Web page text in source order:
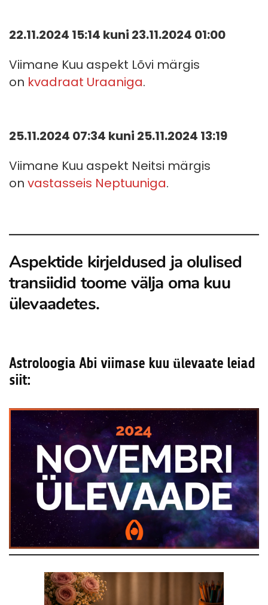
22.11.2024 15:14 kuni 23.11.2024 01:00
Viimane Kuu aspekt Lõvi märgis
on kvadraat Uraaniga.
25.11.2024 07:34 kuni 25.11.2024 13:19
Viimane Kuu aspekt Neitsi märgis
on vastasseis Neptuuniga.
Aspektide kirjeldused ja olulised
transiidid toome välja oma kuu
ülevaadetes.
Astroloogia Abi viimase kuu ülevaate leiad
siit: